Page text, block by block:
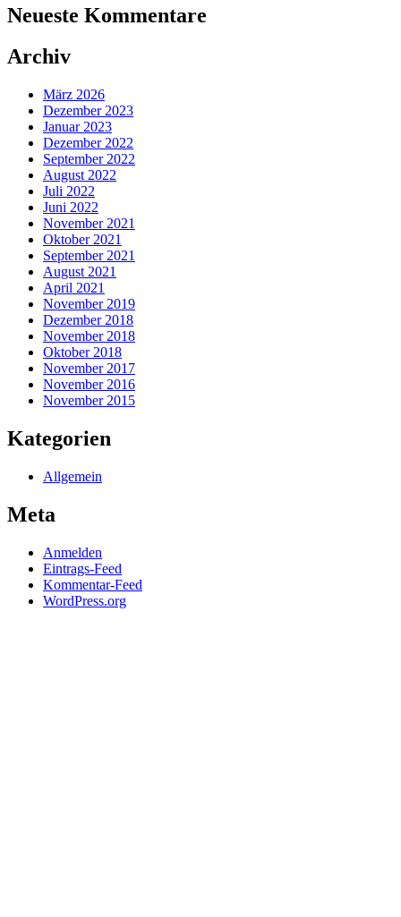
Neueste Kommentare
Archiv
März 2026
Dezember 2023
Januar 2023
Dezember 2022
September 2022
August 2022
Juli 2022
Juni 2022
November 2021
Oktober 2021
September 2021
August 2021
April 2021
November 2019
Dezember 2018
November 2018
Oktober 2018
November 2017
November 2016
November 2015
Kategorien
Allgemein
Meta
Anmelden
Eintrags-Feed
Kommentar-Feed
WordPress.org